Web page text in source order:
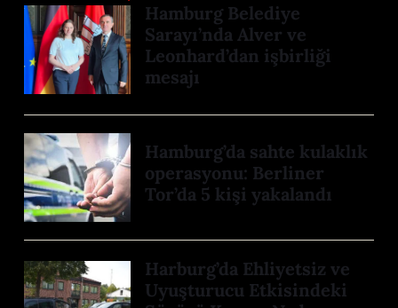
Hamburg Belediye
Sarayı’nda Alver ve
Leonhard’dan işbirliği
mesajı
Hamburg’da sahte kulaklık
operasyonu: Berliner
Tor’da 5 kişi yakalandı
Harburg’da Ehliyetsiz ve
Uyuşturucu Etkisindeki